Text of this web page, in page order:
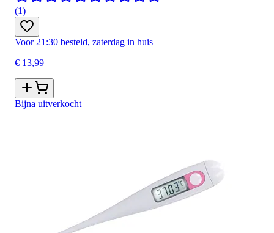
(1)
Voor 21:30 besteld, zaterdag in huis
€ 13,99
Bijna uitverkocht